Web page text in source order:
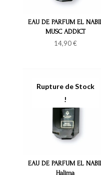
EAU DE PARFUM EL
MUSC ADDICT
14,90€
EAU DE PARFUM EL
Halima